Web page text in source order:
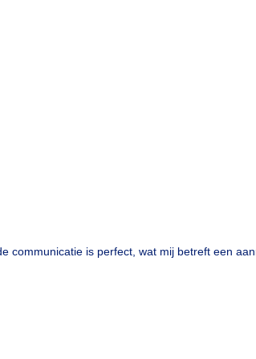
communicatie is perfect, wat mij betreft een